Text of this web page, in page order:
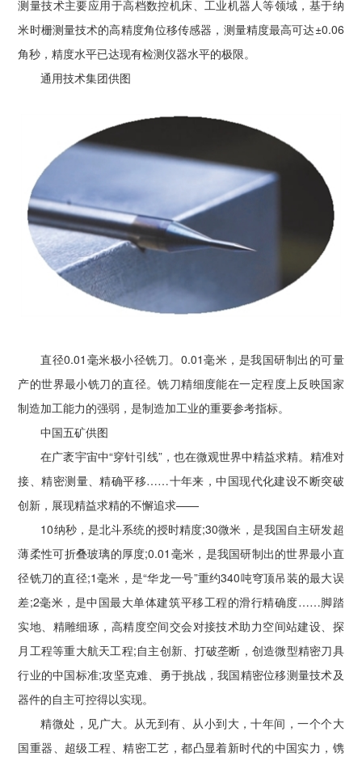
测量技术主要应用于高档数控机床、工业机器人等领域，基于纳
米时栅测量技术的高精度角位移传感器，测量精度最高可达±0.06
角秒，精度水平已达现有检测仪器水平的极限。
通用技术集团供图
直径0.01毫米极小径铣刀。0.01毫米，是我国研制出的可量
产的世界最小铣刀的直径。铣刀精细度能在一定程度上反映国家
制造加工能力的强弱，是制造加工业的重要参考指标。
中国五矿供图
在广袤宇宙中“穿针引线”，也在微观世界中精益求精。精准对
接、精密测量、精确平移……十年来，中国现代化建设不断突破
创新，展现精益求精的不懈追求——
10纳秒，是北斗系统的授时精度;30微米，是我国自主研发超
薄柔性可折叠玻璃的厚度;0.01毫米，是我国研制出的世界最小直
径铣刀的直径;1毫米，是“华龙一号”重约340吨穹顶吊装的最大误
差;2毫米，是中国最大单体建筑平移工程的滑行精确度……脚踏
实地、精雕细琢，高精度空间交会对接技术助力空间站建设、探
月工程等重大航天工程;自主创新、打破垄断，创造微型精密刀具
行业的中国标准;攻坚克难、勇于挑战，我国精密位移测量技术及
器件的自主可控得以实现。
精微处，见广大。从无到有、从小到大，十年间，一个个大
国重器、超级工程、精密工艺，都凸显着新时代的中国实力，镌